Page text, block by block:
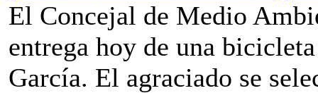
El Concejal de Medio
entrega hoy de una
García. El agraciado se